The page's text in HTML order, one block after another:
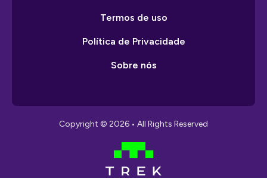
Termos de uso
Política de Privacidade
Sobre nós
Copyright © 2026 • All Rights Reserved